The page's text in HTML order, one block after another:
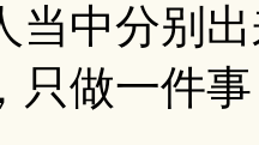
当中分别
只做一件